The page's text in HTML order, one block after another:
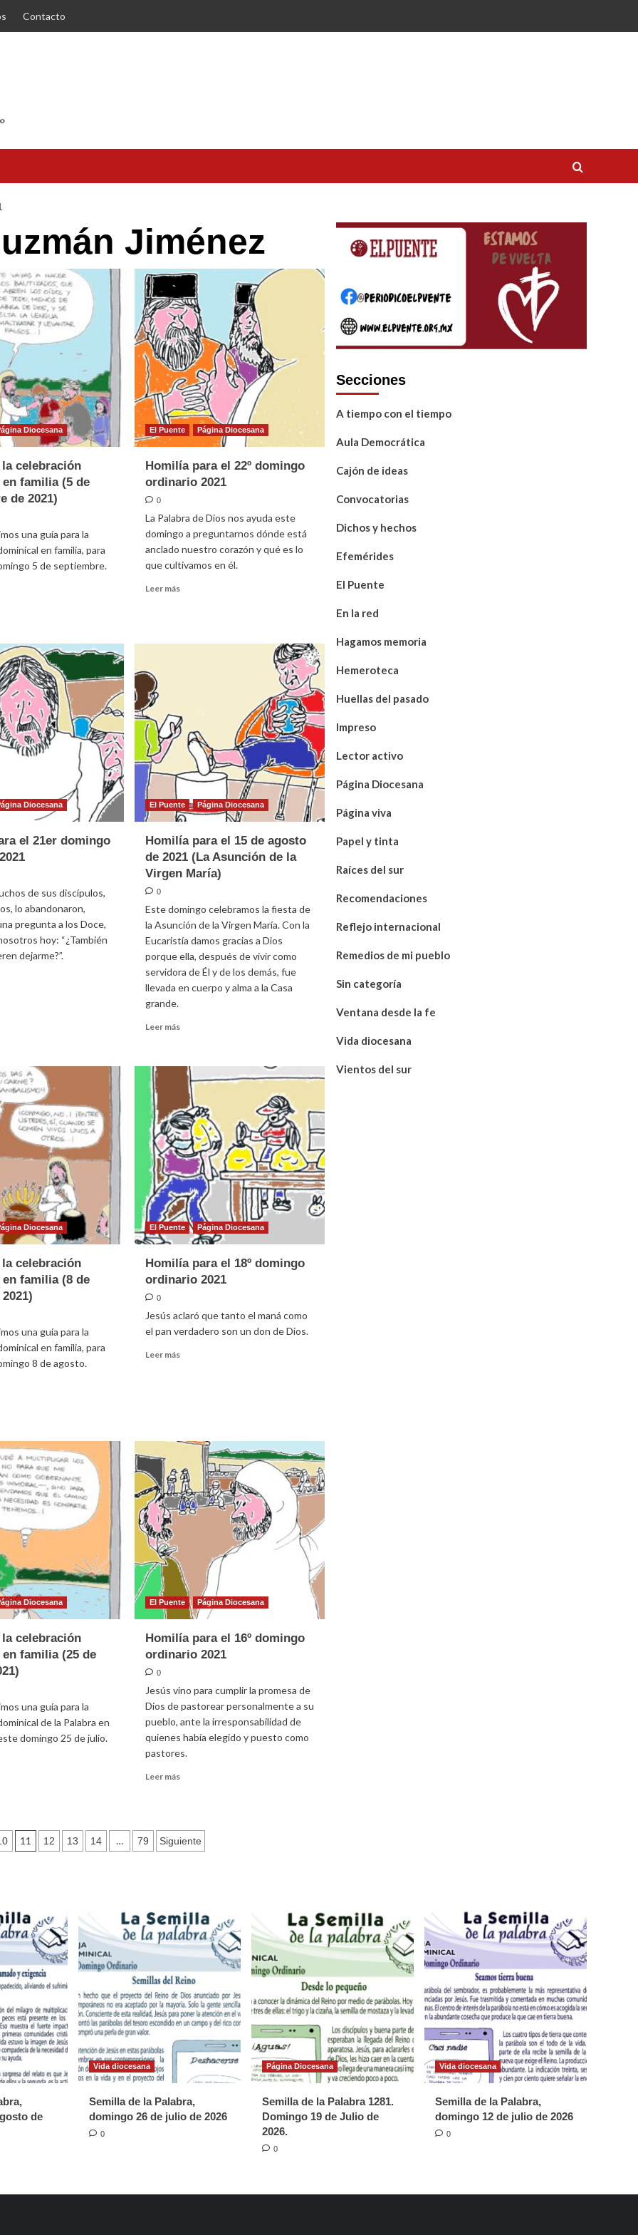
Contacto
Jiménez
Diocesana
celebración
familia (5 de
de 2021)
una guía para la
en familia, para
5 de septiembre.
El Puente Página Diocesana
Homilía para el 22º domingo
ordinario 2021
0
La Palabra de Dios nos ayuda este
domingo a preguntarnos dónde está
anclado nuestro corazón y qué es lo
que cultivamos en él.
Leer másLeer
Diocesana
el 21er domingo
de sus discípulos,
lo abandonaron,
pregunta a los Doce,
hoy: “¿También
dejarme?”.
El Puente Página Diocesana
Homilía para el 15 de agosto
de 2021 (La Asunción de la
Virgen María)
0
Este domingo celebramos la fiesta de
la Asunción de la Virgen María. Con la
Eucaristía damos gracias a Dios
porque ella, después de vivir como
servidora de Él y de los demás, fue
llevada en cuerpo y alma a la Casa
grande.
Leer másLeer
Homilía
para
15
de
agosto
de
2021
(La
Asunción
de
la
Virgen
María)
Diocesana
celebración
familia (8 de
una guía para la
en familia, para
8 de agosto.
El Puente Página Diocesana
Homilía para el 18º domingo
ordinario 2021
0
Jesús aclaró que tanto el maná como
el pan verdadero son un don de Dios.
Leer másLeer
domingo
ordinario
2021
Diocesana
celebración
familia (25 de
una guía para la
de la Palabra en
domingo 25 de julio.
El Puente Página Diocesana
Homilía para el 16º domingo
ordinario 2021
0
Jesús vino para cumplir la promesa de
Dios de pastorear personalmente a su
pueblo, ante la irresponsabilidad de
quienes había elegido y puesto como
pastores.
Leer másLeer
para
el
11 12 13 14 … 79 Siguiente
Secciones
A tiempo con el tiempo
Aula Democrática
Cajón de ideas
Convocatorias
Dichos y hechos
Efemérides
El Puente
En la red
Hagamos memoria
Hemeroteca
Huellas del pasado
Impreso
Lector activo
Página Diocesana
Página viva
Papel y tinta
Raíces del sur
Recomendaciones
Reflejo internacional
Remedios de mi pueblo
Sin categoría
Ventana desde la fe
Vida diocesana
Vientos del sur
de
Vida diocesana
Semilla de la Palabra,
domingo 26 de julio de 2026
0
Página Diocesana
Semilla de la Palabra 1281.
Domingo 19 de Julio de
2026.
0
Vida diocesana
Semilla de la Palabra,
domingo 12 de julio de 2026
0